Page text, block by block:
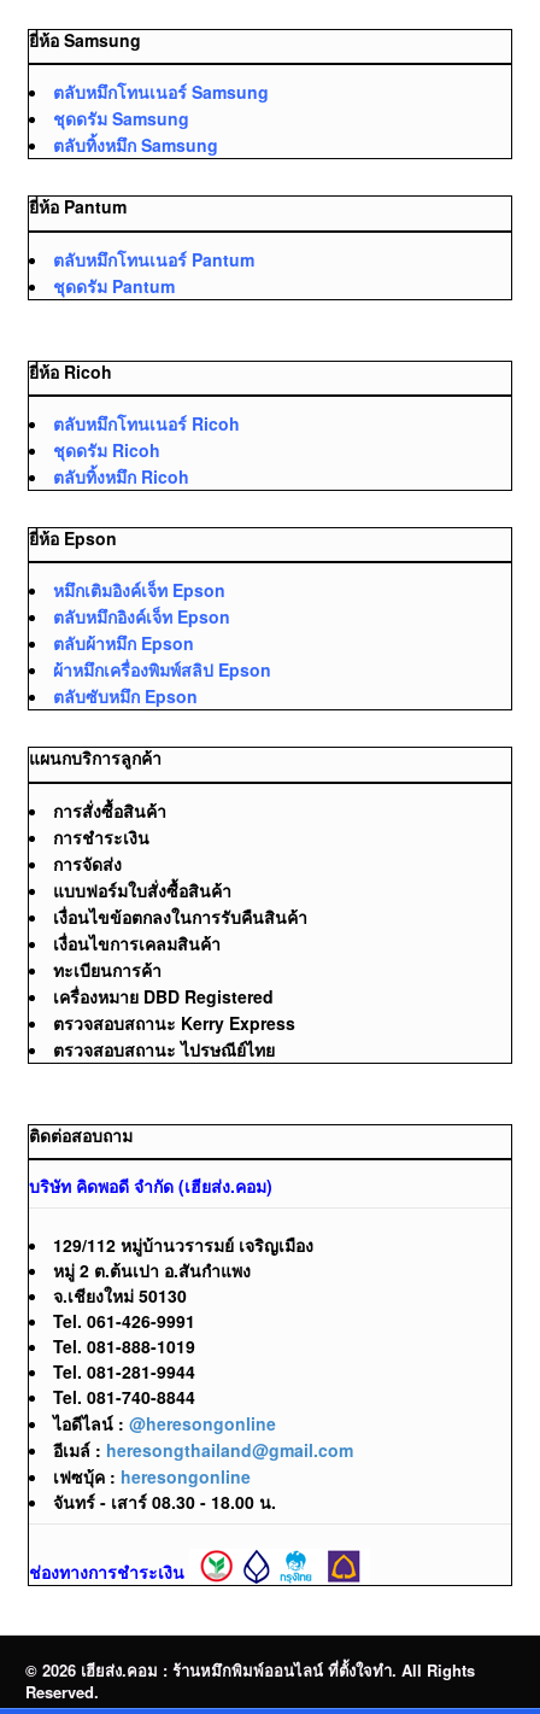
ยี่ห้อ Samsung
ตลับหมึกโทนเนอร์ Samsung
ชุดดรัม Samsung
ตลับทิ้งหมึก Samsung
ยี่ห้อ Pantum
ตลับหมึกโทนเนอร์ Pantum
ชุดดรัม Pantum
ยี่ห้อ Ricoh
ตลับหมึกโทนเนอร์ Ricoh
ชุดดรัม Ricoh
ตลับทิ้งหมึก Ricoh
ยี่ห้อ Epson
หมึกเติมอิงค์เจ็ท Epson
ตลับหมึกอิงค์เจ็ท Epson
ตลับผ้าหมึก Epson
ผ้าหมึกเครื่องพิมพ์สลิป Epson
ตลับซับหมึก Epson
แผนกบริการลูกค้า
การสั่งซื้อสินค้า
การชำระเงิน
การจัดส่ง
แบบฟอร์มใบสั่งซื้อสินค้า
เงื่อนไขข้อตกลงในการรับคืนสินค้า
เงื่อนไขการเคลมสินค้า
ทะเบียนการค้า
เครื่องหมาย DBD Registered
ตรวจสอบสถานะ Kerry Express
ตรวจสอบสถานะ ไปรษณีย์ไทย
ติดต่อสอบถาม
บริษัท คิดพอดี จำกัด (เฮียส่ง.คอม)
129/112 หมู่บ้านวรารมย์ เจริญเมือง
หมู่ 2 ต.ต้นเปา อ.สันกำแพง
จ.เชียงใหม่ 50130
Tel. 061-426-9991
Tel. 081-888-1019
Tel. 081-281-9944
Tel. 081-740-8844
ไอดีไลน์ : @heresongonline
อีเมล์ : heresongthailand@gmail.com
เฟซบุ้ค : heresongonline
จันทร์ - เสาร์ 08.30 - 18.00 น.
ช่องทางการชำระเงิน
© 2026 เฮียส่ง.คอม : ร้านหมึกพิมพ์ออนไลน์ ที่ตั้งใจทำ. All Rights
Reserved.